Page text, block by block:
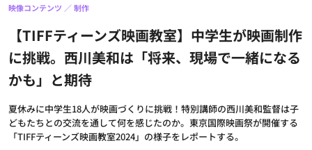
【TIFFティーンズ映画教室】中学生が映画制作
に挑戦。西川美和は「将来、現場で一緒になる
かも」と期待
夏休みに中学生18人が映画づくりに挑戦！特別講師の西川美和監督は子
どもたちとの交流を通して何を感じたのか。東京国際映画祭が開催する
「TIFFティーンズ映画教室2024」の様子をレポートする。
映像コンテンツ 制作